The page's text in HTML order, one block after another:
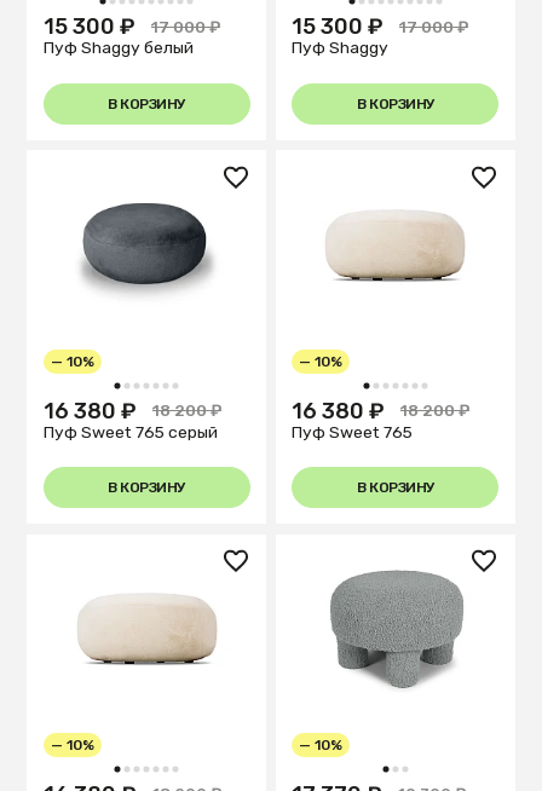
1 2 3 4 5 6 7 8 9 10
15 300 ₽
17 000 ₽
Пуф Shaggy белый
В КОРЗИНУ
1 2 3 4 5 6 7 8 9 10
15 300 ₽
17 000 ₽
Пуф Shaggy
В КОРЗИНУ
1 2 3 4 5 6 7
— 10%
16 380 ₽
18 200 ₽
Пуф Sweet 765 серый
В КОРЗИНУ
1 2 3 4 5 6 7
— 10%
16 380 ₽
18 200 ₽
Пуф Sweet 765
В КОРЗИНУ
1 2 3 4 5 6 7
— 10%
1 2 3
— 10%